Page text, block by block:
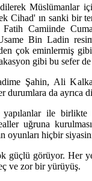
Müslümanlar
Cihad' ın sanki bir
Camiinde
Bin Ladin
çok eminlermiş
gibi bu sefer
Şahin, Ali
durumlara da ayrıca
ile
uğruna
oyunları hiçbir
güçlü görüyor. Her
ve zor bir yürüyüş.